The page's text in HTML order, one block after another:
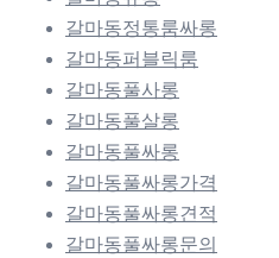
갈마동정통룸싸롱
갈마동퍼블릭룸
갈마동풀사롱
갈마동풀살롱
갈마동풀싸롱
갈마동풀싸롱가격
갈마동풀싸롱견적
갈마동풀싸롱문의